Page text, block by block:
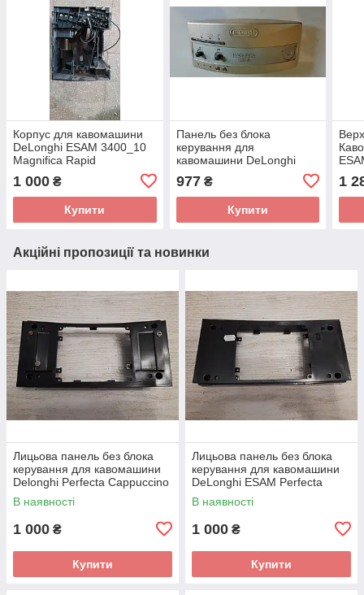
Корпус для кавомашини
DeLonghi ESAM 3400_10
Magnifica Rapid
1 000 ₴
Купити
Панель без блока
керування для
кавомашини DeLonghi
Rapid Cappuccino б/у
977₴
Купити
1
Акційні пропозиції та новинки
Лицьова панель без блока
керування для кавомашини
Delonghi Perfecta Cappuccino
ESAM 5556.B б/у_дефект
В наявності
1 000 ₴
Купити
Лицьова панель без блока
керування для кавомашини
DeLonghi ESAM Perfecta
5500.Т_3 б/у _дефект
В наявності
1 000 ₴
Купити